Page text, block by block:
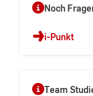
Noch
i-Punkt
Team